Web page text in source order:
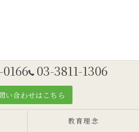
03-3811-1306
い合わせはこちら
教育理念